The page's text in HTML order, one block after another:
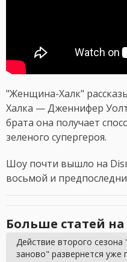
"Женщина-Халк"
Халка — Дженнифер
брата она получает
зеленого супергероя.
Шоу почти вышло на
восьмой и
Больше статей на
Действие второго
заново" развернется уже